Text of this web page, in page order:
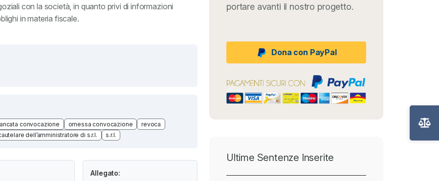
con la società, in quanto privi di informazioni
in materia fiscale.
convocazione omessa convocazione
revoca
dell’amministratore di s.r.l. s.r.l.
Allegato:
portare avanti il nostro progetto.
Dona con PayPal
Ultime Sentenze Inserite